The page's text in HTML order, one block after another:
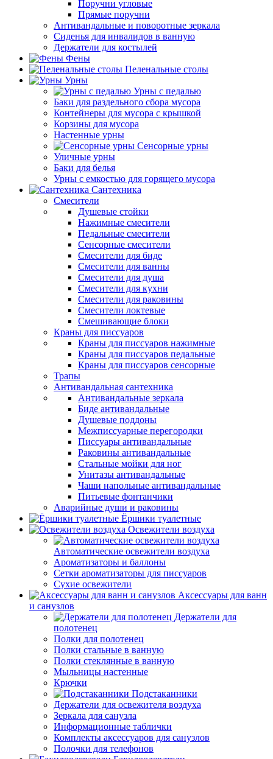
Поручни угловые
Прямые поручни
Антивандальные и поворотные зеркала
Сиденья для инвалидов в ванную
Держатели для костылей
Фены
Пеленальные столы
Урны
Урны с педалью
Баки для раздельного сбора мусора
Контейнеры для мусора с крышкой
Корзины для мусора
Настенные урны
Сенсорные урны
Уличные урны
Баки для белья
Урны с емкостью для горящего мусора
Сантехника
Смесители
Душевые стойки
Нажимные смесители
Педальные смесители
Сенсорные смесители
Смесители для биде
Смесители для ванны
Смесители для душа
Смесители для кухни
Смесители для раковины
Смесители локтевые
Смешивающие блоки
Краны для писсуаров
Краны для писсуаров нажимные
Краны для писсуаров педальные
Краны для писсуаров сенсорные
Трапы
Антивандальная сантехника
Антивандальные зеркала
Биде антивандальные
Душевые поддоны
Межписсуарные перегородки
Писсуары антивандальные
Раковины антивандальные
Стальные мойки для ног
Унитазы антивандальные
Чаши напольные антивандальные
Питьевые фонтанчики
Аварийные души и раковины
Ёршики туалетные
Освежители воздуха
Автоматические освежители воздуха
Ароматизаторы и баллоны
Сетки ароматизаторы для писсуаров
Сухие освежители
Аксессуары для ванн
и санузлов
Держатели для
полотенец
Полки для полотенец
Полки стальные в ванную
Полки стеклянные в ванную
Мыльницы настенные
Крючки
Подстаканники
Держатели для освежителя воздуха
Зеркала для санузла
Информационные таблички
Комплекты аксессуаров для санузлов
Полочки для телефонов